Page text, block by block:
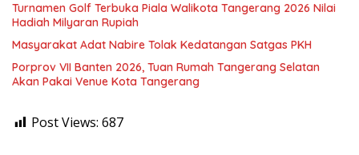
Turnamen Golf Terbuka Piala Walikota Tangerang 2026 Nilai
Hadiah Milyaran Rupiah
Masyarakat Adat Nabire Tolak Kedatangan Satgas PKH
Porprov VII Banten 2026, Tuan Rumah Tangerang Selatan
Akan Pakai Venue Kota Tangerang
Post Views: 687